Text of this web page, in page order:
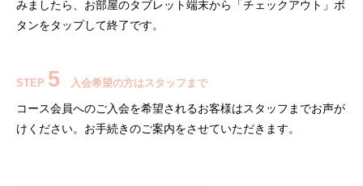
みましたら、お部屋のタブレット端末から「チェックアウト」ボ
タンをタップして終了です。
STEP 5 入会希望の方はスタッフまで
コース会員へのご入会を希望されるお客様はスタッフまでお声が
けください。お手続きのご案内をさせていただきます。